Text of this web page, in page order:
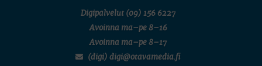
Digipalvelut (09) 156 6227
Avoinna ma–pe 8–16
Avoinna ma–pe 8–17
(digi) digi@otavamedia.fi